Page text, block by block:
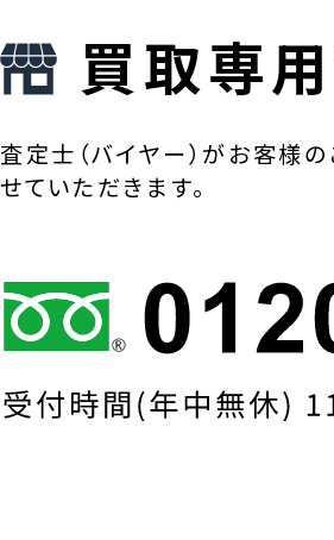
買取専
査定士（バイヤー）がお客様
せていただきます。